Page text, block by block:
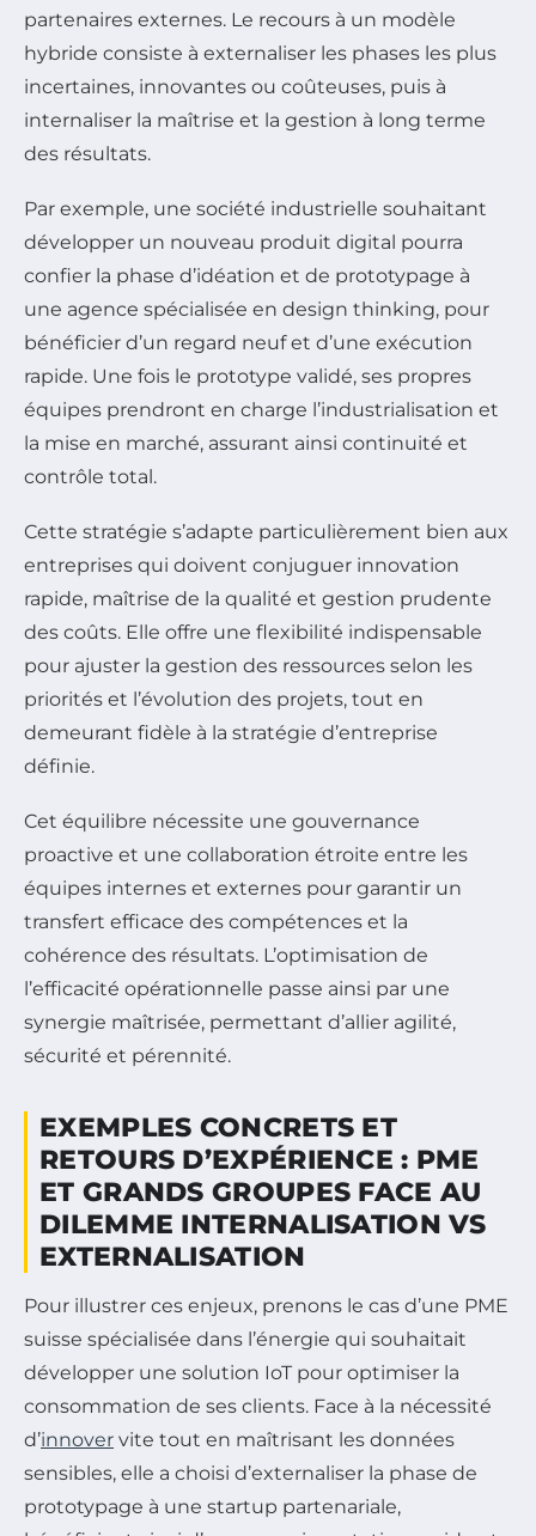
partenaires externes. Le recours à un modèle
hybride consiste à externaliser les phases les plus
incertaines, innovantes ou coûteuses, puis à
internaliser la maîtrise et la gestion à long terme
des résultats.
Par exemple, une société industrielle souhaitant
développer un nouveau produit digital pourra
confier la phase d’idéation et de prototypage à
une agence spécialisée en design thinking, pour
bénéficier d’un regard neuf et d’une exécution
rapide. Une fois le prototype validé, ses propres
équipes prendront en charge l’industrialisation et
la mise en marché, assurant ainsi continuité et
contrôle total.
Cette stratégie s’adapte particulièrement bien aux
entreprises qui doivent conjuguer innovation
rapide, maîtrise de la qualité et gestion prudente
des coûts. Elle offre une flexibilité indispensable
pour ajuster la gestion des ressources selon les
priorités et l’évolution des projets, tout en
demeurant fidèle à la stratégie d’entreprise
définie.
Cet équilibre nécessite une gouvernance
proactive et une collaboration étroite entre les
équipes internes et externes pour garantir un
transfert efficace des compétences et la
cohérence des résultats. L’optimisation de
l’efficacité opérationnelle passe ainsi par une
synergie maîtrisée, permettant d’allier agilité,
sécurité et pérennité.
EXEMPLES CONCRETS ET
RETOURS D’EXPÉRIENCE : PME
ET GRANDS GROUPES FACE AU
DILEMME INTERNALISATION VS
EXTERNALISATION
Pour illustrer ces enjeux, prenons le cas d’une PME
suisse spécialisée dans l’énergie qui souhaitait
développer une solution IoT pour optimiser la
consommation de ses clients. Face à la nécessité
d’innover vite tout en maîtrisant les données
sensibles, elle a choisi d’externaliser la phase de
prototypage à une startup partenariale,